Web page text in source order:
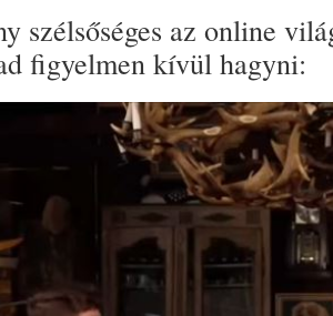
szélsőséges az online
figyelmen kívül hagyni: